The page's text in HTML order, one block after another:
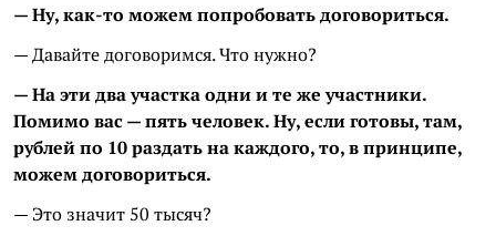
— Ну, как-то можем попробовать договориться.
— Давайте договоримся. Что нужно?
— На эти два участка одни и те же участники.
Помимо вас — пять человек. Ну, если готовы, там,
рублей по 10 раздать на каждого, то, в принципе,
можем договориться.
— Это значит 50 тысяч?